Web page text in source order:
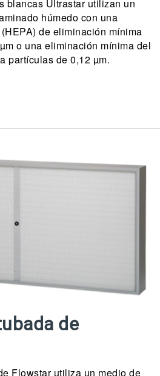
blancas Ultrastar utilizan un
húmedo con una
de eliminación mínima
o una eliminación mínima del
partículas de 0,12 µm.
de
Flowstar utiliza un medio de